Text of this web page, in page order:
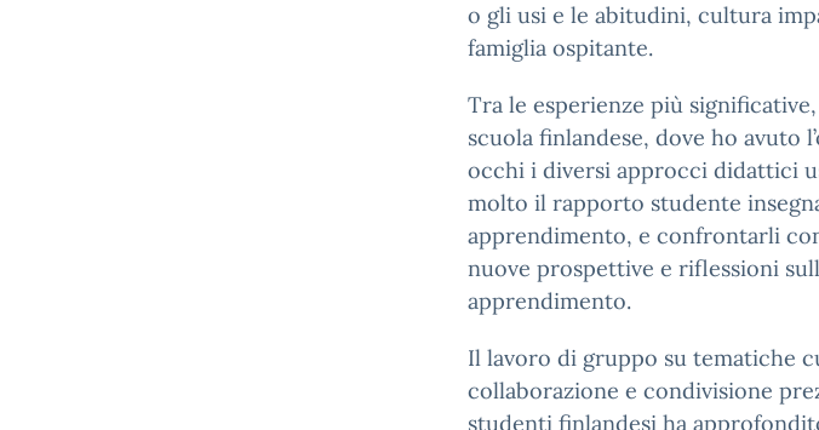
o gli usi e le abitudini, cultura
famiglia ospitante.
Tra le esperienze più
scuola finlandese, dove ho avuto
occhi i diversi approcci didattici
molto il rapporto studente
apprendimento, e confrontarli
nuove prospettive e riflessioni
apprendimento.
Il lavoro di gruppo su tematiche
collaborazione e condivisione
studenti finlandesi ha